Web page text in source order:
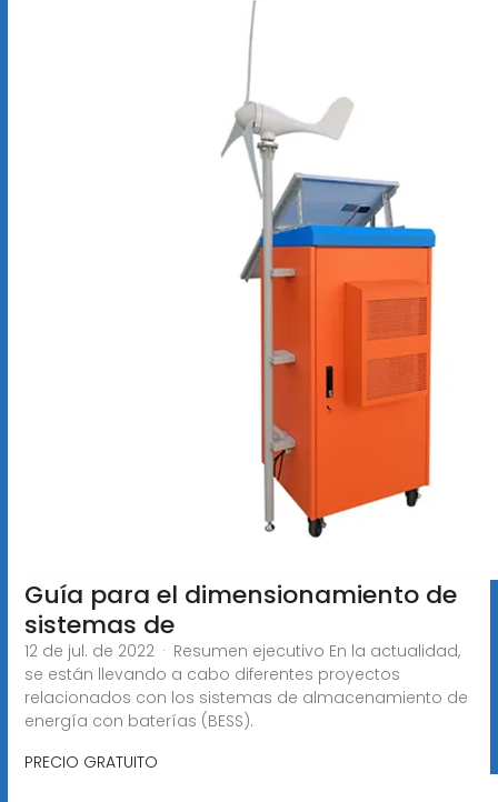
Guía para el dimensionamiento de
sistemas de
12 de jul. de 2022 · Resumen ejecutivo En la actualidad,
se están llevando a cabo diferentes proyectos
relacionados con los sistemas de almacenamiento de
energía con baterías (BESS).
PRECIO GRATUITO